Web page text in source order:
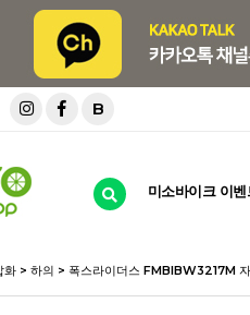
B
미소바이크 이벤
화 > 하의 > 폭스라이더스 FMBIBW3217M